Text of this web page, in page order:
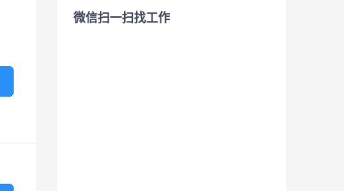
微信扫一扫找工作